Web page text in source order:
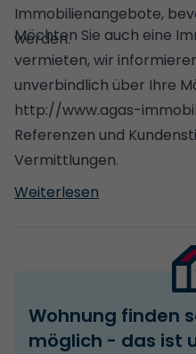
Immobilienangebote,
werden.
Möchten Sie auch eine
vermieten, wir
unverbindlich über Ihre
http://www.agas-
Referenzen und
Vermittlungen.
Weiterlesen
Wohnung finden
möglich - das ist